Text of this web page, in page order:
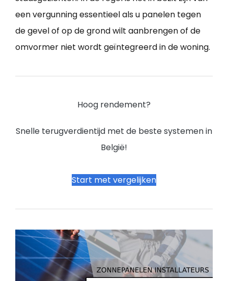
een vergunning essentieel als u panelen tegen
de gevel of op de grond wilt aanbrengen of de
omvormer niet wordt geïntegreerd in de woning.
Hoog rendement?
Snelle terugverdientijd met de beste systemen in
België!
Start met vergelijken